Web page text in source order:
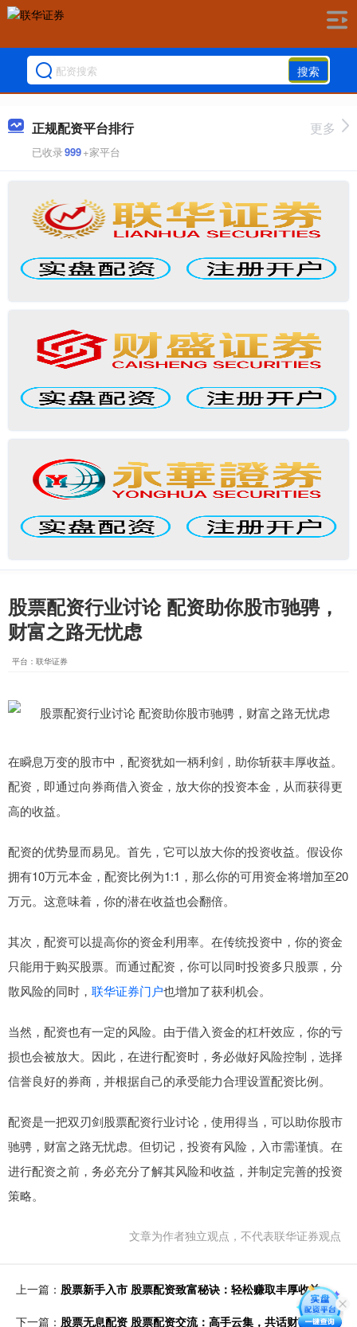
搜索
正规配资平台排行
已收录999+家平台
更多
股票配资行业讨论 配资助你股市驰骋，
财富之路无忧虑
平台：联华证券
在瞬息万变的股市中，配资犹如一柄利剑，助你斩获丰厚收益。
配资，即通过向券商借入资金，放大你的投资本金，从而获得更
高的收益。
配资的优势显而易见。首先，它可以放大你的投资收益。假设你
拥有10万元本金，配资比例为1:1，那么你的可用资金将增加至20
万元。这意味着，你的潜在收益也会翻倍。
其次，配资可以提高你的资金利用率。在传统投资中，你的资金
只能用于购买股票。而通过配资，你可以同时投资多只股票，分
散风险的同时， 联华证券门户也增加了获利机会。
当然，配资也有一定的风险。由于借入资金的杠杆效应，你的亏
损也会被放大。因此，在进行配资时，务必做好风险控制，选择
信誉良好的券商，并根据自己的承受能力合理设置配资比例。
配资是一把双刃剑股票配资行业讨论，使用得当，可以助你股市
驰骋，财富之路无忧虑。但切记，投资有风险，入市需谨慎。在
进行配资之前，务必充分了解其风险和收益，并制定完善的投资
策略。
文章为作者独立观点，不代表联华证券观点
上一篇： 股票新手入市 股票配资致富秘诀：轻松赚取丰厚收益
下一篇： 股票无息配资 股票配资交流：高手云集，共话财富密码